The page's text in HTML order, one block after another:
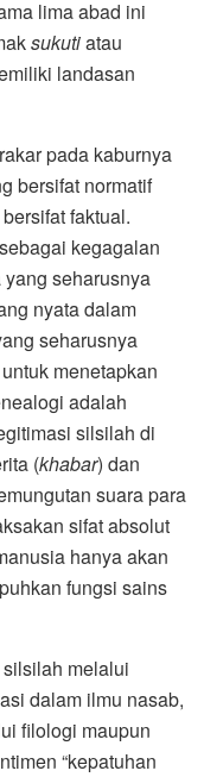
lima abad ini
sukutiatau
landasan
pada kaburnya
bersifat normatif
faktual.
kegagalan
yang seharusnya
nyata dalam
seharusnya
untuk menetapkan
adalah
silsilah di
(khabar) dan
suara para
sifat absolut
hanya akan
fungsi sains
melalui
dalam ilmu nasab,
filologi maupun
“kepatuhan